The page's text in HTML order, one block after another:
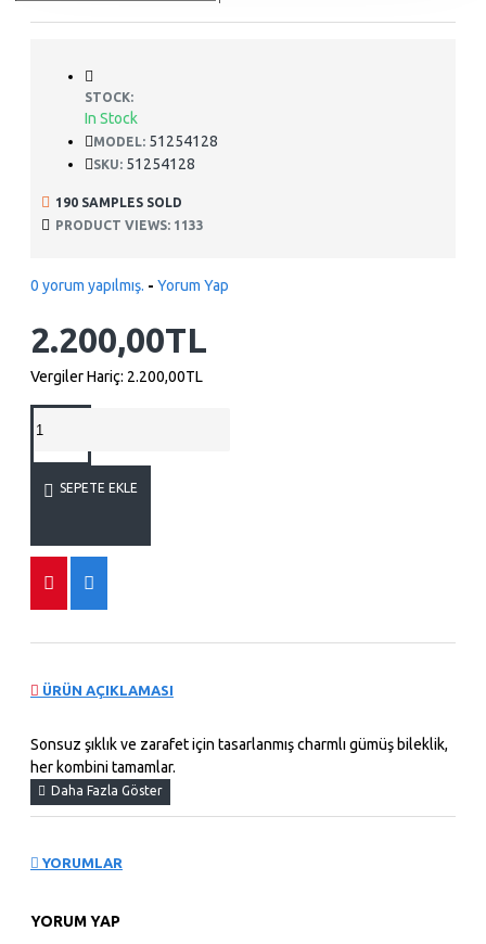
STOCK:
In Stock
MODEL: 51254128
SKU: 51254128
190 SAMPLES SOLD
PRODUCT VIEWS: 1133
0 yorum yapılmış. - Yorum Yap
2.200,00TL
Vergiler Hariç: 2.200,00TL
SEPETE EKLE
ÜRÜN AÇIKLAMASI
Sonsuz şıklık ve zarafet için tasarlanmış charmlı gümüş bileklik,
her kombini tamamlar.
YORUMLAR
YORUM YAP